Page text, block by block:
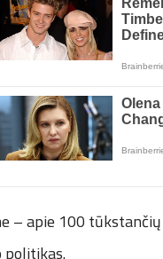
– apie 100
politikas.